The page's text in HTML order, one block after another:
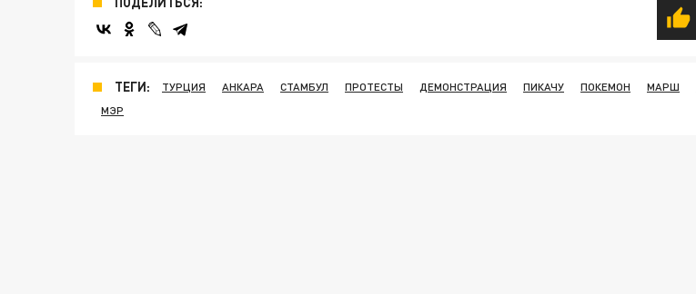
ТЕГИ: ТУРЦИЯ АНКАРА СТАМБУЛ ПРОТЕСТЫ ДЕМОНСТРАЦИЯ ПИКАЧУ ПОКЕМОН МАРШ
МЭР